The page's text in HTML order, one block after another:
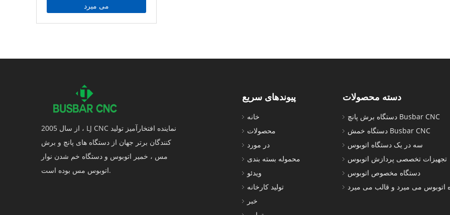
می میرد
از سال 2005 ، LJ CNC نماینده افتخارآمیز تولید
کنندگان برتر جهان از دستگاه های پانچ و برش
مس ، خمیر اتوبوس و دستگاه خم شدن نوار
اتوبوس مس بوده است.
پیوندهای سریع
خانه
محصولات
در مورد
محموله بسته بندی
ویدئو
تولید کارخانه
خبر
دسته محصولات
دستگاه برش پانچ Busbar CNC
دستگاه خمش Busbar CNC
سه در یک دستگاه اتوبوس
تجهیزات تخصصی پردازش اتوبوس
دستگاه مخصوص اتوبوس
اتوبوس می میرد و قالب می میرد